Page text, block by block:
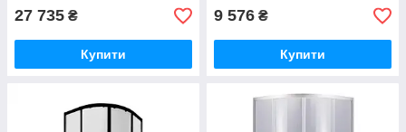
27 735 ₴
Купити
9 576 ₴
Купити